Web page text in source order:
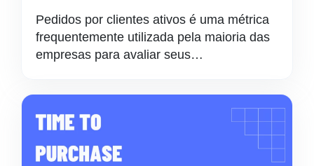
Pedidos por clientes ativos é uma métrica
frequentemente utilizada pela maioria das
empresas para avaliar seus…